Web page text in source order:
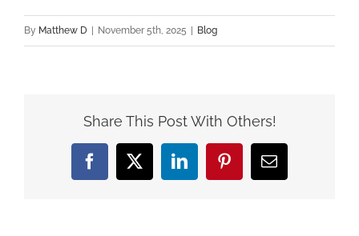
By Matthew D | November 5th, 2025 | Blog
Share This Post With Others!
Facebook
X LinkedInPinterestEmail